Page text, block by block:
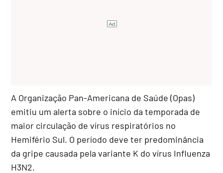
A Organização Pan-Americana de Saúde (Opas)
emitiu um alerta sobre o início da temporada de
maior circulação de vírus respiratórios no
Hemifério Sul. O período deve ter predominância
da gripe causada pela variante K do vírus Influenza
H3N2.